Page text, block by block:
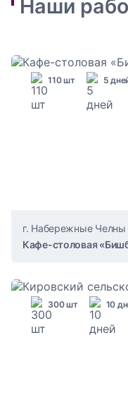
Наши
110 шт 5
г. Набережные Челны
Кафе-столовая
300 шт 10